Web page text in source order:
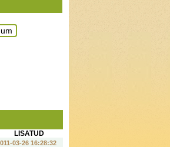
LISATUD
03-26 16:28:32